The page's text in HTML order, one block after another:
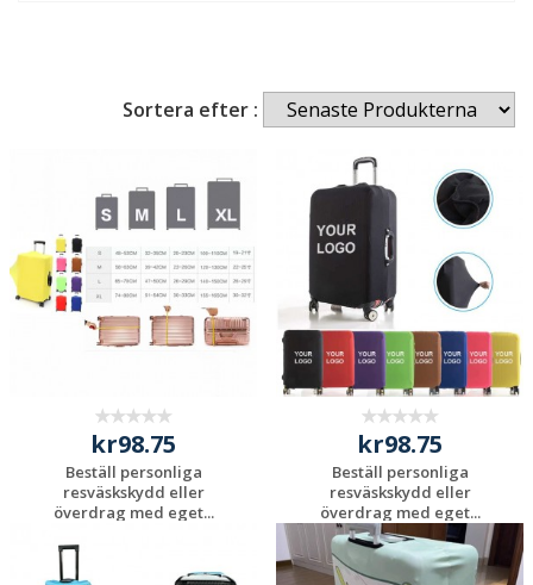
Sortera efter :
kr98.75
Beställ personliga
resväskskydd eller
överdrag med eget...
kostnadsfri offert
kr98.75
Beställ personliga
resväskskydd eller
överdrag med eget...
Begär en
kostnadsfri offert